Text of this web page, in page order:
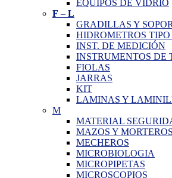
EQUIPOS DE VIDRIO
F – L
GRADILLAS Y
HIDROMETROS
INST. DE MEDICIÓN
INSTRUMENTOS DE
FIOLAS
JARRAS
KIT
LAMINAS Y
M
MATERIAL
MAZOS Y MORTEROS
MECHEROS
MICROBIOLOGIA
MICROPIPETAS
MICROSCOPIOS